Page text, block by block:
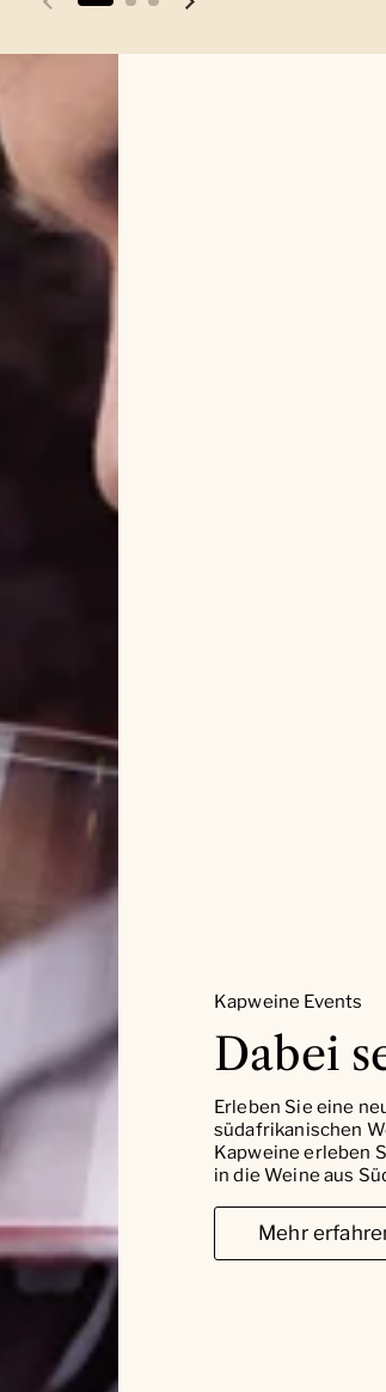
Vorherige Folie Nächste Folie
Kapweine Events
Dabei
Erleben Sie eine
südafrikanischen
Kapweine erleben
in die Weine aus
Mehr